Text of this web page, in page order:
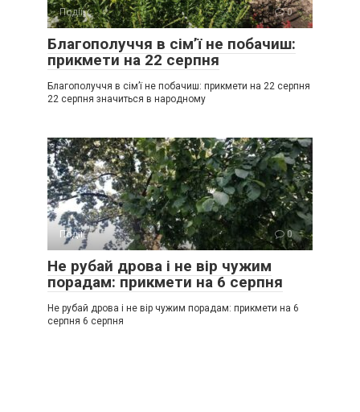
Події 0
Благополуччя в сім’ї не побачиш:
прикмети на 22 серпня
Благополуччя в сім’ї не побачиш: прикмети на 22 серпня
22 серпня значиться в народному
Події 0
Не рубай дрова і не вір чужим
порадам: прикмети на 6 серпня
Не рубай дрова і не вір чужим порадам: прикмети на 6
серпня 6 серпня